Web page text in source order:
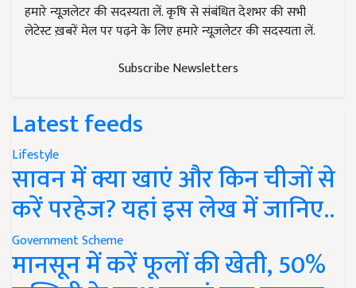
हमारे न्यूज़लेटर की सदस्यता लें. कृषि से संबंधित देशभर की सभी
लेटेस्ट ख़बरें मेल पर पढ़ने के लिए हमारे न्यूज़लेटर की सदस्यता लें.
Subscribe Newsletters
Latest feeds
Lifestyle
सावन में क्या खाएं और किन चीजों से
करें परहेज? यहां इस लेख में जानिए..
Government Scheme
मानसून में करें फूलों की खेती, 50%